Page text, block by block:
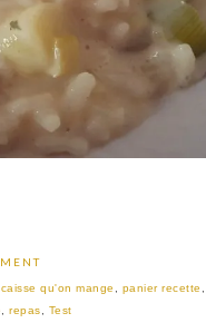
caisse qu'on mange panier recette
repas Test